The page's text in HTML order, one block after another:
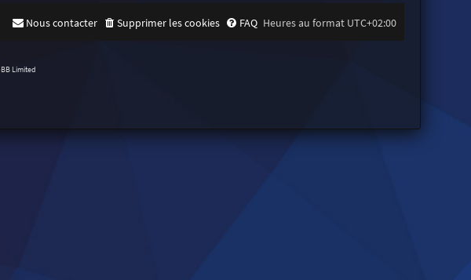
Heures au format UTC+02:00
FAQ
Supprimer les cookies
Nous contacter
Limited